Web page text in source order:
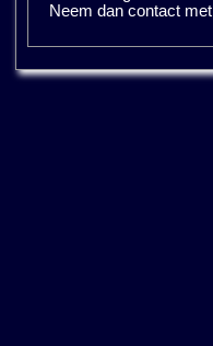
Neem dan contact met